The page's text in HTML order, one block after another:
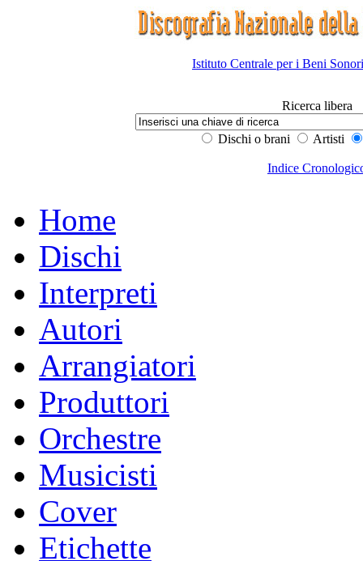
Istituto Centrale per i Beni
Ricerca libera
Dischi o brani Artisti
Indice
Home
Dischi
Interpreti
Autori
Arrangiatori
Produttori
Orchestre
Musicisti
Cover
Etichette